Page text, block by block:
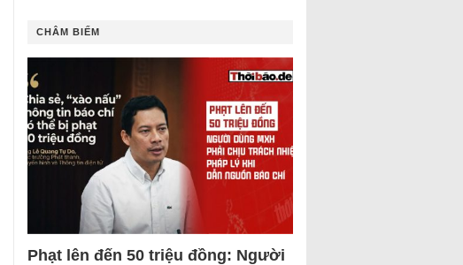
CHÂM BIẾM
Phạt lên đến 50 triệu đồng: Người